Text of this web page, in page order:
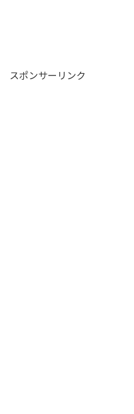
スポンサーリンク